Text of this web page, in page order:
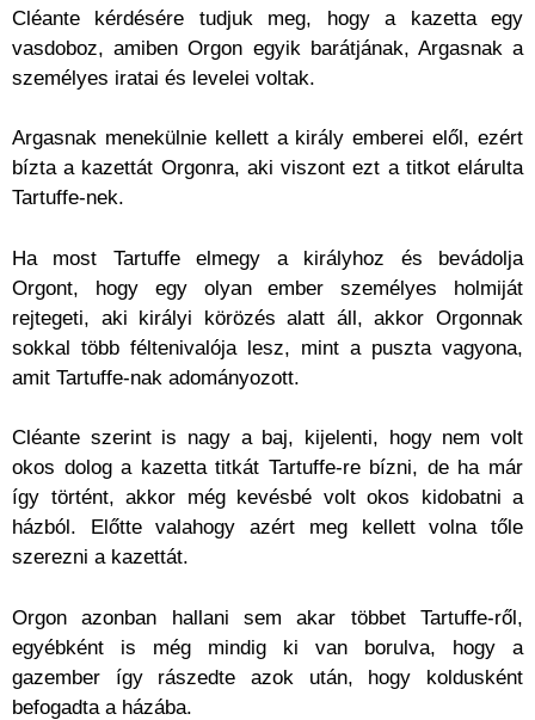
Cléante kérdésére tudjuk meg, hogy a kazetta egy
vasdoboz, amiben Orgon egyik barátjának, Argasnak a
személyes iratai és levelei voltak.
Argasnak menekülnie kellett a király emberei elől, ezért
bízta a kazettát Orgonra, aki viszont ezt a titkot elárulta
Tartuffe-nek.
Ha most Tartuffe elmegy a királyhoz és bevádolja
Orgont, hogy egy olyan ember személyes holmiját
rejtegeti, aki királyi körözés alatt áll, akkor Orgonnak
sokkal több féltenivalója lesz, mint a puszta vagyona,
amit Tartuffe-nak adományozott.
Cléante szerint is nagy a baj, kijelenti, hogy nem volt
okos dolog a kazetta titkát Tartuffe-re bízni, de ha már
így történt, akkor még kevésbé volt okos kidobatni a
házból. Előtte valahogy azért meg kellett volna tőle
szerezni a kazettát.
Orgon azonban hallani sem akar többet Tartuffe-ről,
egyébként is még mindig ki van borulva, hogy a
gazember így rászedte azok után, hogy koldusként
befogadta a házába.